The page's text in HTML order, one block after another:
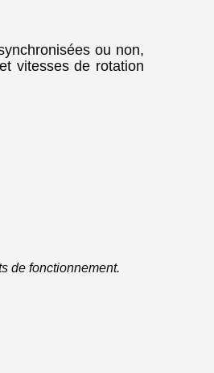
ou non,
vitesses de rotation
de fonctionnement.